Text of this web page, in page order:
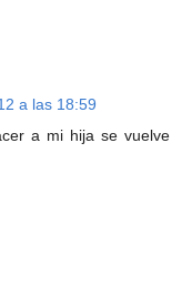
a las 18:59
a mi hija se vuelve